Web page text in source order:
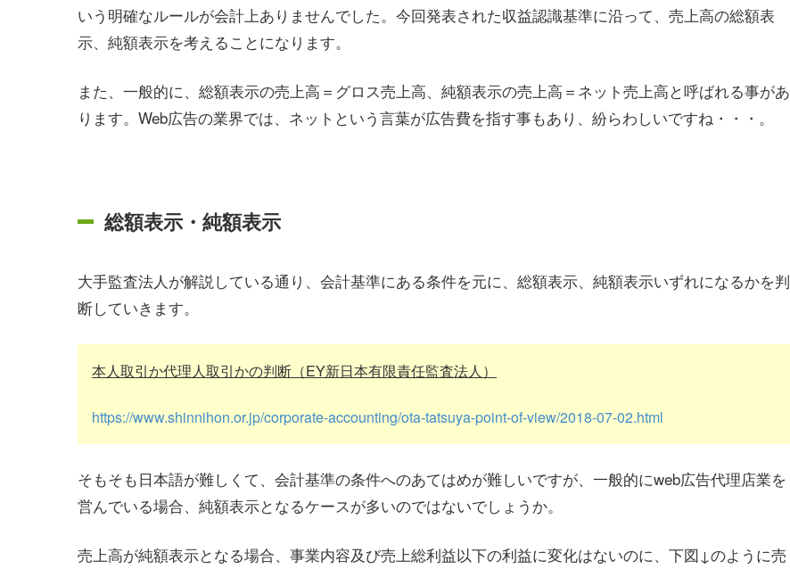
いう明確なルールが会計上ありませんでした。今回発表された収益認識基準に沿って、売上高の総額表
示、純額表示を考えることになります。
また、一般的に、総額表示の売上高＝グロス売上高、純額表示の売上高＝ネット売上高と呼ばれる事があ
ります。Web広告の業界では、ネットという言葉が広告費を指す事もあり、紛らわしいですね・・・。
総額表示・純額表示
大手監査法人が解説している通り、会計基準にある条件を元に、総額表示、純額表示いずれになるかを判
断していきます。
本人取引か代理人取引かの判断（EY新日本有限責任監査法人）
https://www.shinnihon.or.jp/corporate-accounting/ota-tatsuya-point-of-view/2018-07-02.html
そもそも日本語が難しくて、会計基準の条件へのあてはめが難しいですが、一般的にweb広告代理店業を
営んでいる場合、純額表示となるケースが多いのではないでしょうか。
売上高が純額表示となる場合、事業内容及び売上総利益以下の利益に変化はないのに、下図↓のように売